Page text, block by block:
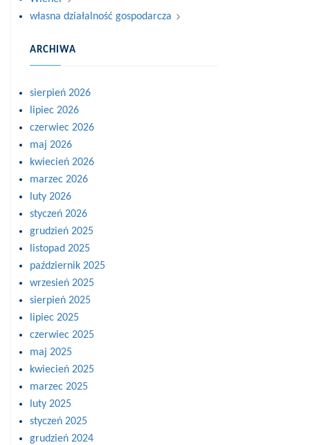
własna działalność gospodarcza
ARCHIWA
sierpień 2026
lipiec 2026
czerwiec 2026
maj 2026
kwiecień 2026
marzec 2026
luty 2026
styczeń 2026
grudzień 2025
listopad 2025
październik 2025
wrzesień 2025
sierpień 2025
lipiec 2025
czerwiec 2025
maj 2025
kwiecień 2025
marzec 2025
luty 2025
styczeń 2025
grudzień 2024